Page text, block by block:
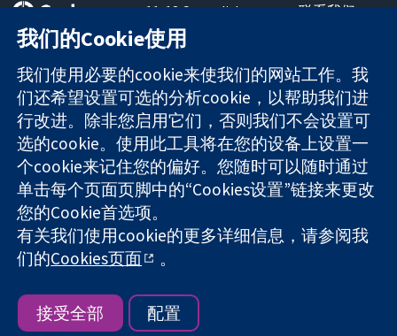
可信任的证据
知情决定
更完善的医疗健
康
11-13 Cavendish
Square
London
W1G 0AN
United Kingdom
联系我们
关于我们
工作机会
Cochrane
Library
The Cochrane Collaboration is a charity (no. 1045921) and a
company limited by guarantee (no. 03044323) registered in
England & Wales. VAT registration number GB 718 2127 49.
版权所有：© 2026 Cochrane协作网
网站条款与条件| 免责声明|隐私权
我们的Cookie使用
我们使用必要的cookie来使我们的网站工作。我
们还希望设置可选的分析cookie，以帮助我们进
行改进。除非您启用它们，否则我们不会设置可
选的cookie。使用此工具将在您的设备上设置一
个cookie来记住您的偏好。您随时可以随时通过
单击每个页面页脚中的“Cookies设置”链接来更改
您的Cookie首选项。
有关我们使用cookie的更多详细信息，请参阅我
们的Cookies页面 。
接受全部 配置